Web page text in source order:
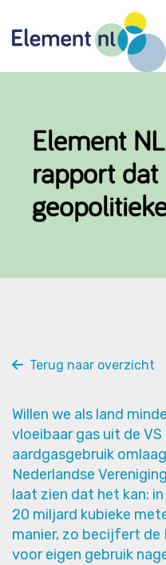
inhoud
Element
rapport
Terug naar overzicht
Willen we als land
vloeibaar gas uit de
aardgasgebruik
Nederlandse
laat zien dat het kan:
20 miljard kubieke
manier, zo becijfert de
voor eigen gebruik